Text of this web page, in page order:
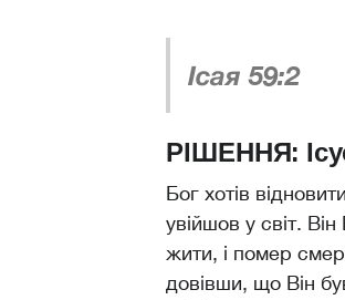
Ісая 59:2
РІШЕННЯ:
Бог хотів
увійшов у світ.
жити, і помер
довівши, що Він